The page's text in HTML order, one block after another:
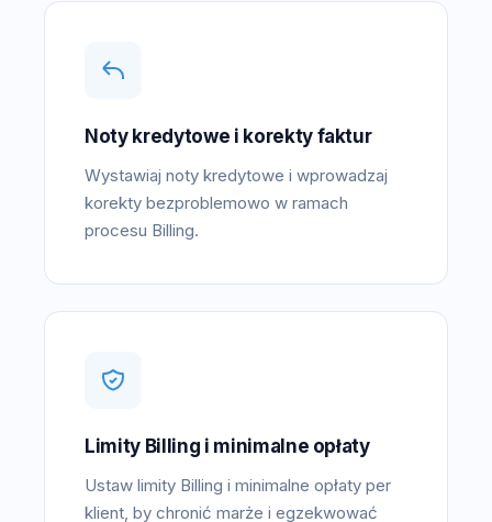
Noty kredytowe i korekty faktur
Wystawiaj noty kredytowe i wprowadzaj
korekty bezproblemowo w ramach
procesu Billing.
Limity Billing i minimalne opłaty
Ustaw limity Billing i minimalne opłaty per
klient, by chronić marże i egzekwować